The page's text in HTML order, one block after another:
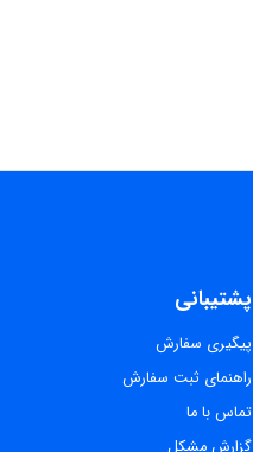
پشتیبانی
پیگیری سفارش
راهنمای ثبت سفارش
تماس با ما
گزارش مشکل